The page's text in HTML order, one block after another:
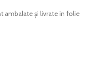
ambalate și livrate in folie